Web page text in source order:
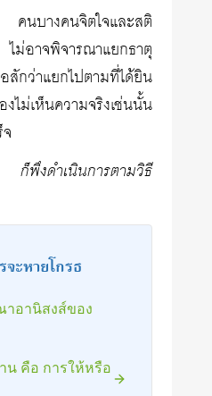
คนบางคนจิตใจและสติ
อาจพิจารณาแยกธาตุ
กว่าแยกไปตามที่ได้ยิน
ไม่เห็นความจริงเช่นนั้น
ก็พึงดำเนินการตามวิธี
จะหายโกรธ
อานิสงส์ของ
คือ การให้หรือ